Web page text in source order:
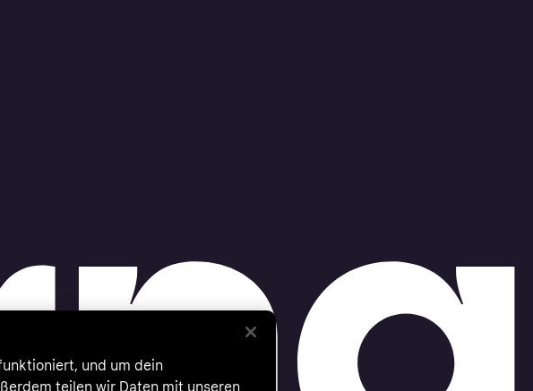
und um dein
teilen wir Daten mit unseren